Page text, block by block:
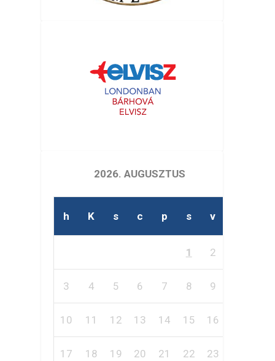
2026. AUGUSZTUS
h K s c p s v
1 2
3 4 5 6 7 8 9
10 11 12 13 14 15 16
17 18 19 20 21 22 23